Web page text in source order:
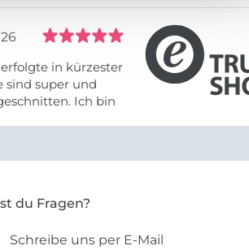
in kürzester
Ich bin
du Fragen?
Schreibe uns per E-Mail